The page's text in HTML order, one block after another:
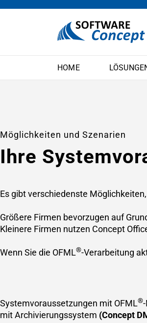
HOME
Möglichkeiten und Szenarien
Ihre
Es gibt verschiedenste
Größere Firmen bevorzugen auf
Kleinere Firmen nutzen Concept
Wenn Sie die OFML®-Verarbeitung
Systemvoraussetzungen mit OFML®
mit Archivierungssystem (Concept